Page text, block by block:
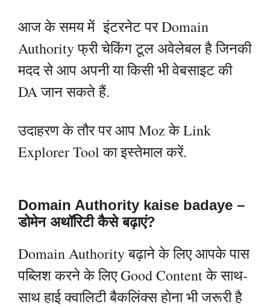
आज के समय में इंटरनेट पर Domain
Authority फ्री चेकिंग टूल अवेलेबल है जिनकी
मदद से आप अपनी या किसी भी वेबसाइट की
DA जान सकते हैं.
उदाहरण के तौर पर आप Moz के Link
Explorer Tool का इस्तेमाल करें.
Domain Authority kaise badaye –
डोमेन अथॉरिटी कैसे बढ़ाएं?
Domain Authority बढ़ाने के लिए आपके पास
पब्लिश करने के लिए Good Content के साथ-
साथ हाई क्वालिटी बैकलिंक्स होना भी जरूरी है